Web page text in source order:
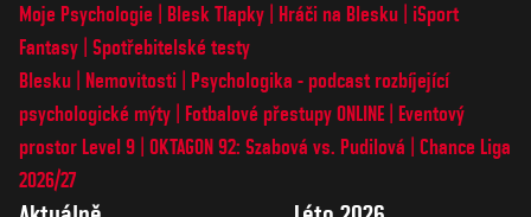
Moje Psychologie Blesk Tlapky Hráči na Blesku
iSport
Fantasy Spotřebitelské testy
Blesku
Nemovitosti
Psychologika - podcast rozbíjející
psychologické mýty
Fotbalové přestupy ONLINE
Eventový
prostor Level 9 OKTAGON 92: Szabová vs. Pudilová
Chance Liga
2026/27